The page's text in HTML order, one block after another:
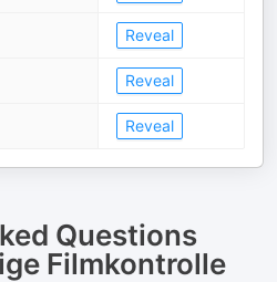
Reveal
Reveal
Reveal
Questions
Filmkontrolle